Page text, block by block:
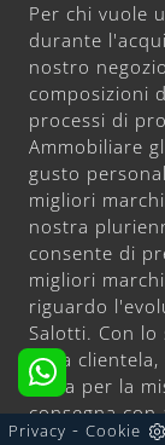
Per chi vuole
durante
nostro
composizioni
processi di
Ammobiliare
gusto
migliori
nostra
consente di
migliori
riguardo
Salotti. Con
della
visita per la
consegna
durevoli,
Privacy - Cookie